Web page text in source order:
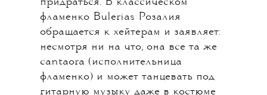
фламенко Bulerias Розалия
обращается к хейтерам и заявляет:
несмотря ни на что, она все та же
cantaora (исполнительница
фламенко) и может танцевать под
гитарную музыку даже в костюме